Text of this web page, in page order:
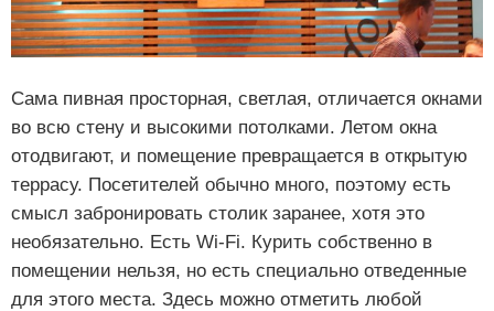
Сама пивная просторная, светлая, отличается окнами
во всю стену и высокими потолками. Летом окна
отодвигают, и помещение превращается в открытую
террасу. Посетителей обычно много, поэтому есть
смысл забронировать столик заранее, хотя это
необязательно. Есть Wi-Fi. Курить собственно в
помещении нельзя, но есть специально отведенные
для этого места. Здесь можно отметить любой